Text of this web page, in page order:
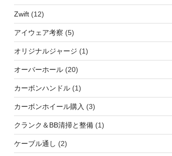
Zwift(12)
アイウェア考察 (5)
オリジナルジャージ (1)
オーバーホール(20)
カーボンハンドル(1)
カーボンホイール購入 (3)
クランク＆BB清掃と整備(1)
ケーブル通し (2)